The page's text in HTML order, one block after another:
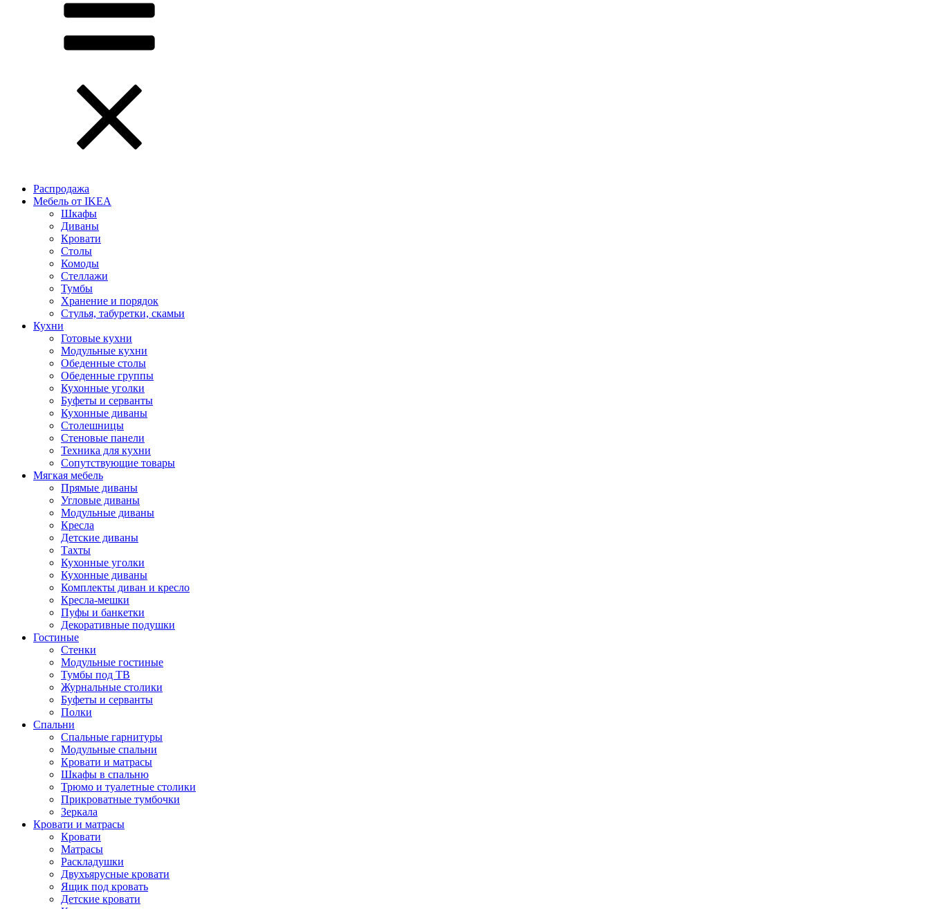
Распродажа
Мебель от IKEA
Шкафы
Диваны
Кровати
Столы
Комоды
Стеллажи
Тумбы
Хранение и порядок
Стулья, табуретки, скамьи
Кухни
Готовые кухни
Модульные кухни
Обеденные столы
Обеденные группы
Кухонные уголки
Буфеты и серванты
Кухонные диваны
Столешницы
Стеновые панели
Техника для кухни
Сопутствующие товары
Мягкая мебель
Прямые диваны
Угловые диваны
Модульные диваны
Кресла
Детские диваны
Тахты
Кухонные уголки
Кухонные диваны
Комплекты диван и кресло
Кресла-мешки
Пуфы и банкетки
Декоративные подушки
Гостиные
Стенки
Модульные гостиные
Тумбы под ТВ
Журнальные столики
Буфеты и серванты
Полки
Спальни
Спальные гарнитуры
Модульные спальни
Кровати и матрасы
Шкафы в спальню
Трюмо и туалетные столики
Прикроватные тумбочки
Зеркала
Кровати и матрасы
Кровати
Матрасы
Раскладушки
Двухъярусные кровати
Ящик под кровать
Детские кровати